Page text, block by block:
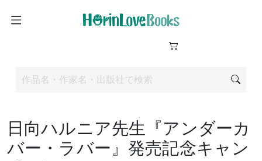
日向ハルニア先生『アンダーカ
バー・ラバー』発売記念キャン